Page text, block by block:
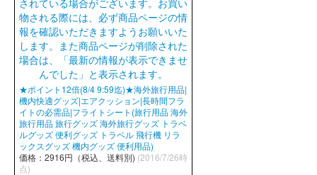
★ポイント12倍(8/4 9:59迄)★海外旅行用品|
機内快適グッズ|エアクッション|長時間フラ
イトの必需品|フライトシート(旅行用品 海外
旅行用品 旅行グッズ 海外旅行グッズ トラベ
ルグッズ 便利グッズ トラベル 飛行機 リラ
ックスグッズ 機内グッズ 便利用品)
価格：2916円（税込、送料別) (2016/7/26時
点)